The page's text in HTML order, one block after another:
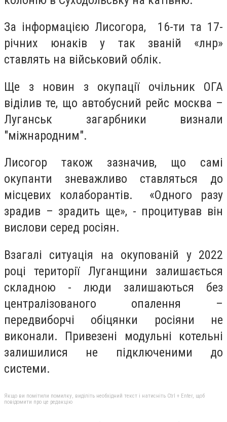
За інформацією Лисогора, 16-ти та 17-
річних юнаків у так званій «лнр»
ставлять на військовий облік.
Ще з новин з окупації очільник ОГА
віділив те, що автобусний рейс москва –
Луганськ загарбники визнали
"міжнародним".
Лисогор також зазначив, що самі
окупанти зневажливо ставляться до
місцевих колаборантів.
«Одного разу
зрадив – зрадить ще», - процитував він
вислови серед росіян.
Взагалі ситуація на окупованій у 2022
році території Луганщини залишається
складною - люди залишаються без
централізованого опалення –
передвиборчі обіцянки росіяни не
виконали. Привезені модульні котельні
залишилися не підключеними до
системи.
Якщо ви помітили помилку, виділіть необхідний текст і натисніть Ctrl + Enter, щоб
повідомити про це редакцію